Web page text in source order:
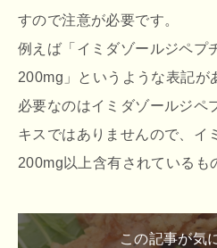
すので注意が必要です。
例えば「イミダゾールジペプ
200mg」というような表記が
必要なのはイミダゾールジペ
キスではありませんので、イ
200mg以上含有されているも
この記事が気